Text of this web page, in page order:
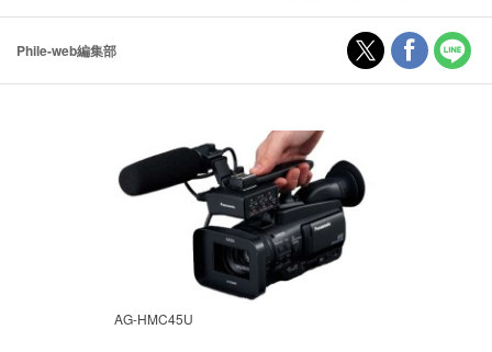
Phile-web編集部
AG-HMC45U